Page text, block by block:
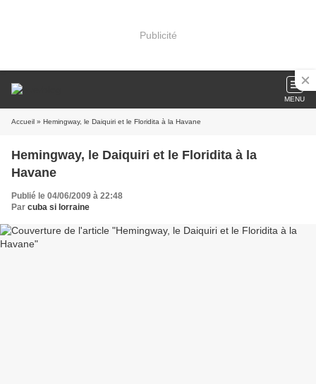
Publicité
MENU
Accueil » Hemingway, le Daiquiri et le Floridita à la Havane
Hemingway, le Daiquiri et le Floridita à la
Havane
Publié le 04/06/2009 à 22:48
Par cuba si lorraine